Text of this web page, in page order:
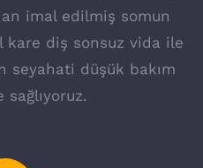
imal edilmiş somun
kare diş sonsuz vida ile
seyahati düşük bakım